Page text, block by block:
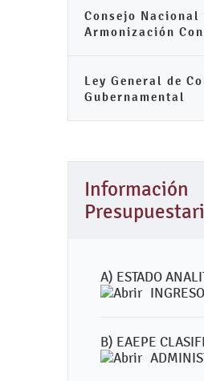
Consejo Nacional
Armonización
Ley General de
Gubernamental
Información
A) ESTADO
B) EAEPE